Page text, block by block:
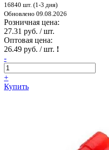
16840 шт. (1-3 дня)
Обновлено 09.08.2026
Розничная цена:
27.31 руб. / шт.
Оптовая цена:
26.49 руб. / шт. !
-
+
Купить